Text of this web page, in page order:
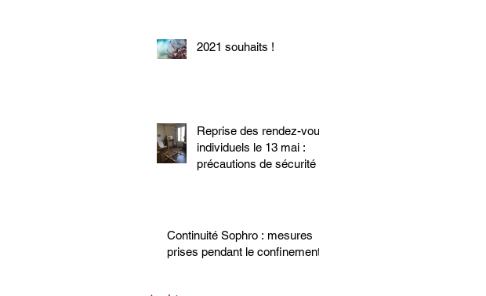
2021 souhaits !
Reprise des rendez-vous
individuels le 13 mai :
précautions de sécurité
Continuité Sophro : mesures
prises pendant le confinement